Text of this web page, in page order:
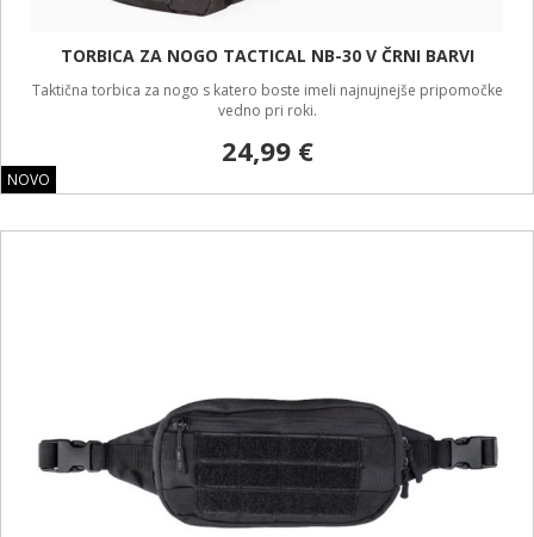
NOVO
TORBICA ZA NOGO TACTICAL NB-30 V ČRNI BARVI
Taktična torbica za nogo s katero boste imeli najnujnejše pripomočke
vedno pri roki.
24,99 €